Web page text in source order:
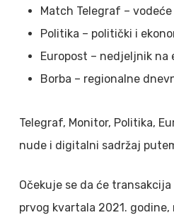
Match Telegraf –
Politika – politički i
Europost – nedjeljnik na
Borba – regionalne
Telegraf, Monitor, Politika,
nude i digitalni sadržaj
Očekuje se da će
prvog kvartala 2021.